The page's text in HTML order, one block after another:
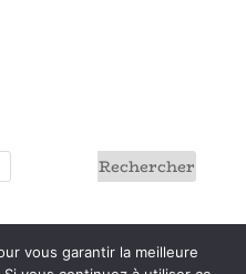
vous garantir la meilleure